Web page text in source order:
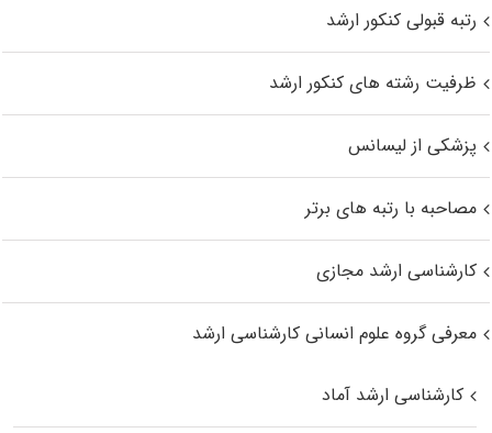
رتبه قبولی کنکور ارشد
ظرفیت رشته های کنکور ارشد
پزشکی از لیسانس
مصاحبه با رتبه های برتر
کارشناسی ارشد مجازی
معرفی گروه علوم انسانی کارشناسی ارشد
کارشناسی ارشد آماد